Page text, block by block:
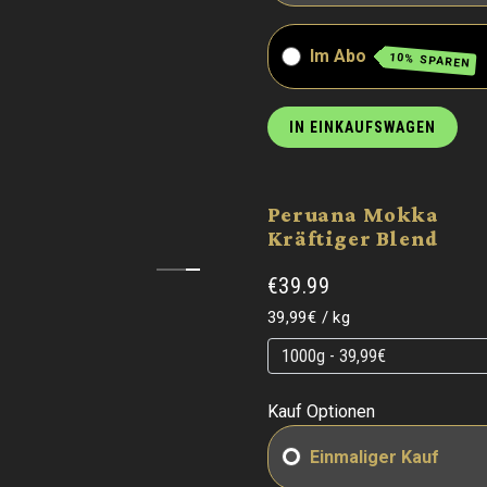
Im Abo 10% SPAREN
IN EINKAUFSWAGEN
Peruana Mokka
Kräftiger Blend
€39.99
Grundpreis
39,99€ / pro
kg
Grundpreis
Grundpreis
Kauf Optionen
Einmaliger Kauf